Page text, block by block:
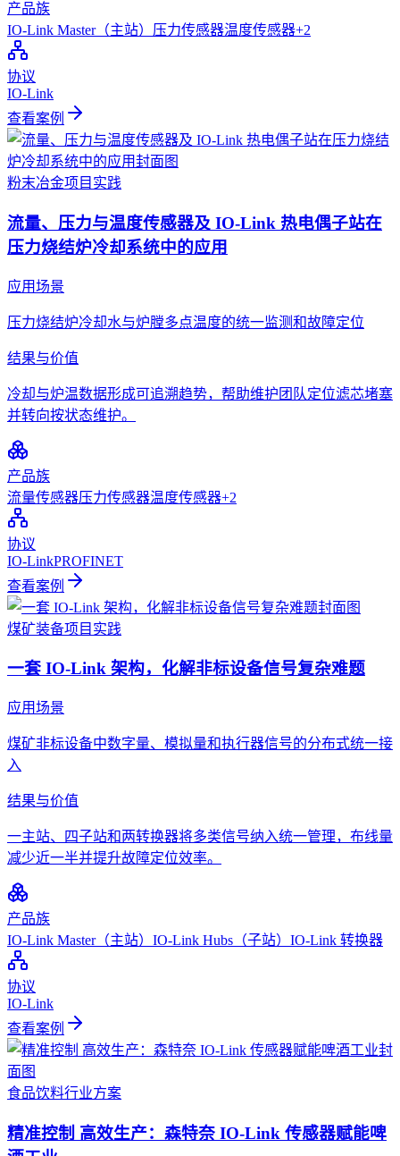
产品族
IO-Link Master（主站） 压力传感器温度传感器+2
协议
IO-Link
查看案例
粉末冶金项目实践
流量、压力与温度传感器及 IO-Link 热电偶子站在
压力烧结炉冷却系统中的应用
应用场景
压力烧结炉冷却水与炉膛多点温度的统一监测和故障定位
结果与价值
冷却与炉温数据形成可追溯趋势，帮助维护团队定位滤芯堵塞
并转向按状态维护。
产品族
流量传感器压力传感器温度传感器+2
协议
IO-LinkPROFINET
查看案例
煤矿装备项目实践
一套 IO-Link 架构，化解非标设备信号复杂难题
应用场景
煤矿非标设备中数字量、模拟量和执行器信号的分布式统一接
入
结果与价值
一主站、四子站和两转换器将多类信号纳入统一管理，布线量
减少近一半并提升故障定位效率。
产品族
IO-Link Master（主站） IO-Link Hubs（子站） IO-Link 转换器
协议
IO-Link
查看案例
食品饮料行业方案
精准控制 高效生产：森特奈 IO-Link 传感器赋能啤